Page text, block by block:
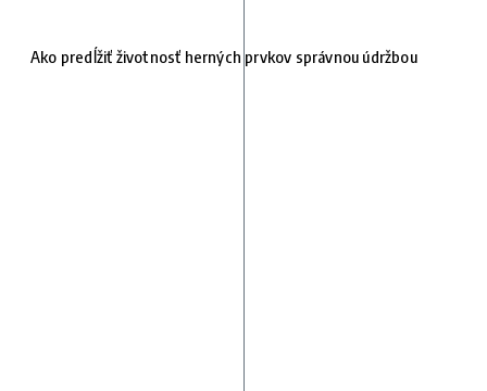
Ako predĺžiť životnosť herných prvkov správnou údržbou